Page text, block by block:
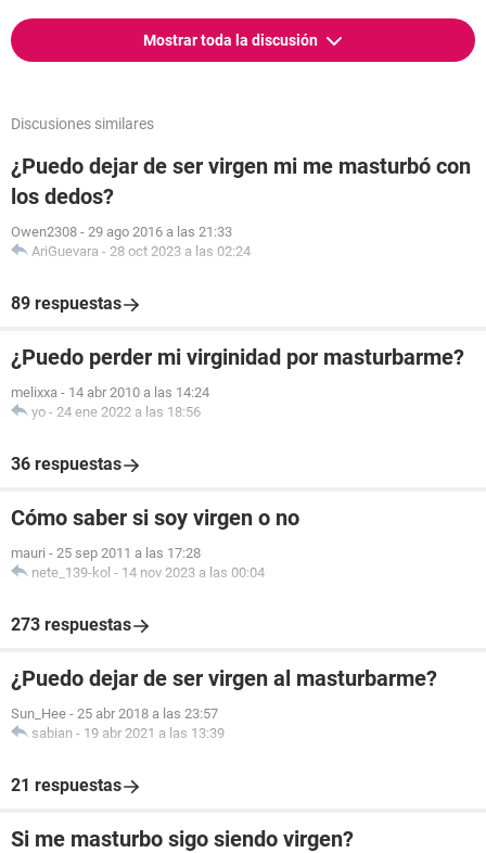
Mostrar toda la discusión
Discusiones similares
¿Puedo dejar de ser virgen mi me masturbó con
los dedos?
Owen2308 - 29 ago 2016 a las 21:33
AriGuevara - 28 oct 2023 a las 02:24
89 respuestas
¿Puedo perder mi virginidad por masturbarme?
melixxa - 14 abr 2010 a las 14:24
yo - 24 ene 2022 a las 18:56
36 respuestas
Cómo saber si soy virgen o no
mauri - 25 sep 2011 a las 17:28
nete_139-kol - 14 nov 2023 a las 00:04
273 respuestas
¿Puedo dejar de ser virgen al masturbarme?
Sun_Hee - 25 abr 2018 a las 23:57
sabian - 19 abr 2021 a las 13:39
21 respuestas
Si me masturbo sigo siendo virgen?